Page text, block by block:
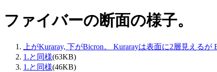
ファイバーの断面の様子。
上がKuraray, 下がBicron。 Kurarayは表面に2層見える
1.と同様(63KB)
1.と同様(46KB)